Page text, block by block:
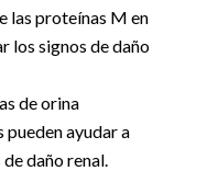
las proteínas M en
los signos de daño
de orina
ayudar a
daño renal.